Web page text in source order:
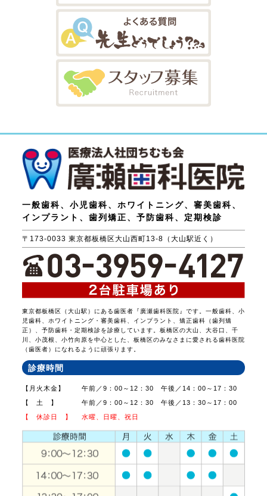
一般歯科、小児歯科、ホワイトニング、審美歯科、
インプラント、歯列矯正、予防歯科、定期検診
〒173-0033 東京都板橋区大山西町13-8（大山駅近く）
東京都板橋区（大山駅）にある歯医者『廣瀬歯科医院』です。一般歯科、小
児歯科、ホワイトニング・審美歯科、インプラント、矯正歯科（歯列矯
正）、予防歯科・定期検診を診療しています。板橋区の大山、大谷口、千
川、小茂根、小竹向原を中心とした、板橋区のみなさまに愛される歯科医院
（歯医者）になれるように頑張ります。
診療時間
【月火木金】
午前／9：00～12：30 午後／14：00～17：30
【 土 】
午前／9：00～12：30 午後／13：30～17：00
【 休診日 】
水曜、日曜、祝日